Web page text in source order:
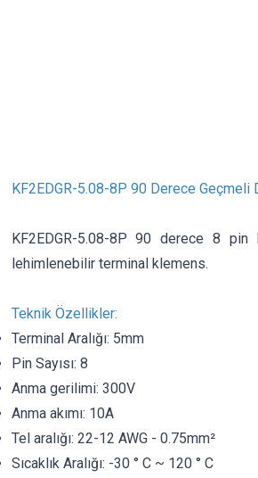
KF2EDGR-5.08-8P 90 Derece Geçmeli
KF2EDGR-5.08-8P 90 derece 8
lehimlenebilir terminal klemens.
Teknik Özellikler:
Terminal Aralığı: 5mm
Pin Sayısı: 8
Anma gerilimi: 300V
Anma akımı: 10A
Tel aralığı: 22-12 AWG - 0.75mm²
Sıcaklık Aralığı: -30 ° C ~ 120 ° C